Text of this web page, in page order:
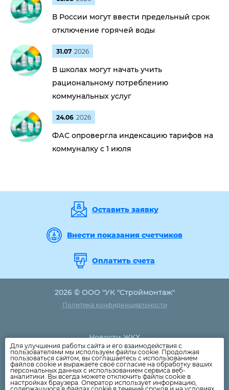
В России могут ввести предельный срок
отключение горячей воды
31.07 2026
В школах могут начать учить
рациональному потреблению
коммунальных услуг
24.06 2026
ФАС опровергла индексацию тарифов на
коммуналку с 1 июля
Оставить заявку
Внести показания счетчиков
Оплатить счета
2026 © ООО "УК "Строймонтаж"
Политика конфиденциальности
Новости ЖКХ
Новости компании
Как оплатить
Дома
Раскрытие информации
Для улучшения работы сайта и его взаимодействия с
пользователями мы используем файлы cookie. Продолжая
пользоваться сайтом, вы соглашаетесь с использованием
файлов cookie и выражаете своё согласие на обработку ваших
персональных данных с использованием сервиса веб-
аналитики. Вы всегда можете отключить файлы cookie в
настройках браузера. Оператор использует информацию,